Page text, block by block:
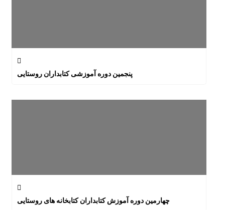
پنجمین دوره آموزشی کتابداران روستایی
چهارمین دوره آموزش کتابداران کتابخانه های روستایی